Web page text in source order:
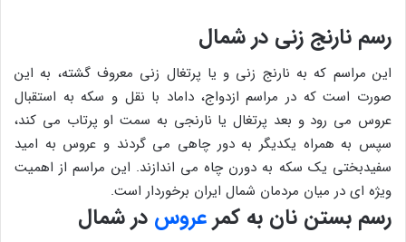
رسم نارنج زنی در شمال
این مراسم که به نارنج زنی و یا پرتغال زنی معروف گشته، به این
صورت است که در مراسم ازدواج، داماد با نقل و سکه به استقبال
عروس می رود و بعد پرتغال یا نارنجی به سمت او پرتاب می کند،
سپس به همراه یکدیگر به دور چاهی می گردند و عروس به امید
سفیدبختی یک سکه به دورن چاه می اندازند. این مراسم از اهمیت
ویژه ای در میان مردمان شمال ایران برخوردار است.
رسم بستن نان به کمرعروس در شمال